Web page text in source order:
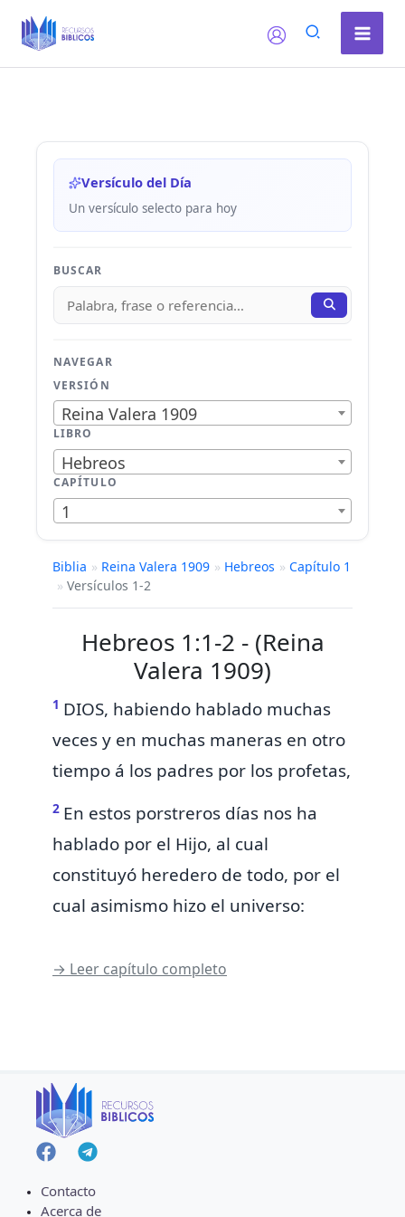
Versículo del Día
Un versículo selecto para hoy
BUSCAR
NAVEGAR
VERSIÓN
Reina Valera 1909
LIBRO
Hebreos
CAPÍTULO
1
Biblia » Reina Valera 1909 » Hebreos » Capítulo 1
» Versículos 1-2
Hebreos 1:1-2 - (Reina
Valera 1909)
1 DIOS, habiendo hablado muchas
veces y en muchas maneras en otro
tiempo á los padres por los profetas,
2 En estos porstreros días nos ha
hablado por el Hijo, al cual
constituyó heredero de todo, por el
cual asimismo hizo el universo:
→ Leer capítulo completo
Contacto
Acerca de